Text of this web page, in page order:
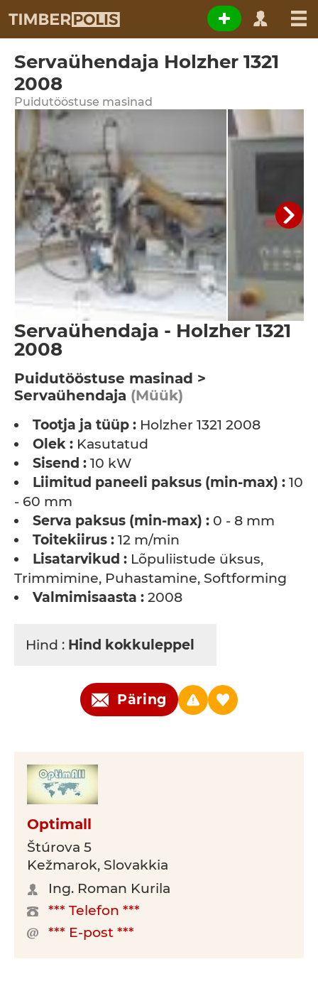
Servaühendaja Holzher 1321
2008
Puidutööstuse masinad
Servaühendaja - Holzher 1321
2008
Puidutööstuse masinad >
Servaühendaja (Müük)
Tootja ja tüüp : Holzher 1321 2008
Olek : Kasutatud
Sisend : 10 kW
Liimitud paneeli paksus (min-max) : 10
- 60 mm
Serva paksus (min-max) : 0 - 8 mm
Toitekiirus : 12 m/min
Lisatarvikud : Lõpuliistude üksus,
Trimmimine, Puhastamine, Softforming
Valmimisaasta : 2008
Hind : Hind kokkuleppel
Päring
Optimall
Štúrova 5
Kežmarok, Slovakkia
Ing. Roman Kurila
*** Telefon ***
*** E-post ***